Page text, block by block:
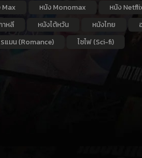
Max หนัง Monomax หนัง
าหลี หนังไต้หวัน หนังไทย
รแมน (Romance) ไซไฟ (Sci-fi)